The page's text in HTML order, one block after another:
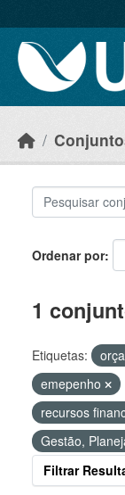
Ordenar por
1
Etiquetas:
emepenho
recursos
Gestão,
Filtrar